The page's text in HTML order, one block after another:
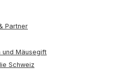
Partner
und Mäusegift
Schweiz